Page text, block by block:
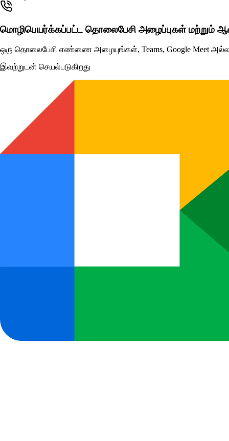
மொழிபெயர்க்கப்பட்ட தொலைபேசி அழைப்புகள் மற்றும்
ஒரு தொலைபேசி எண்ணை அழையுங்கள், Teams, Google Meet
இவற்றுடன் செயல்படுகிறது